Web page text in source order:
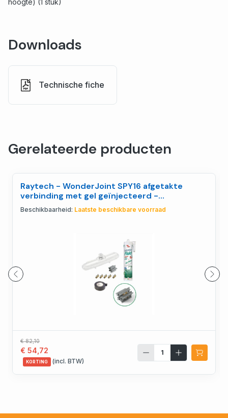
hoogte) (1 stuk)
Downloads
Technische fiche
Gerelateerde producten
Raytech - WonderJoint SPY16 afgetakte
verbinding met gel geïnjecteerd -
WONDERJSPY16
Beschikbaarheid: Laatste beschikbare voorraad
€ 82,10
€ 54,72
KORTING (incl. BTW)